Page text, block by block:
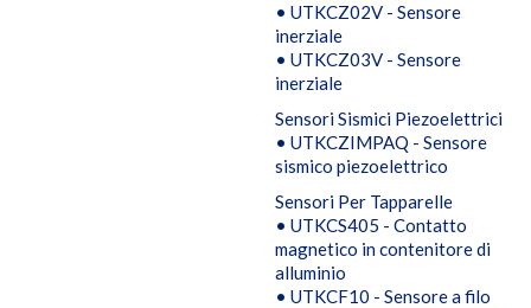
• UTKCZ02V - Sensore
inerziale
• UTKCZ03V - Sensore
inerziale
Sensori Sismici Piezoelettrici
• UTKCZIMPAQ - Sensore
sismico piezoelettrico
Sensori Per Tapparelle
• UTKCS405 - Contatto
magnetico in contenitore di
alluminio
• UTKCF10 - Sensore a filo